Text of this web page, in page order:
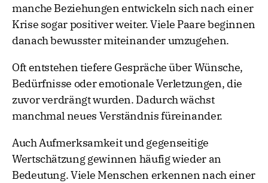
manche Beziehungen entwickeln sich nach einer
Krise sogar positiver weiter. Viele Paare beginnen
danach bewusster miteinander umzugehen.
Oft entstehen tiefere Gespräche über Wünsche,
Bedürfnisse oder emotionale Verletzungen, die
zuvor verdrängt wurden. Dadurch wächst
manchmal neues Verständnis füreinander.
Auch Aufmerksamkeit und gegenseitige
Wertschätzung gewinnen häufig wieder an
Bedeutung. Viele Menschen erkennen nach einer